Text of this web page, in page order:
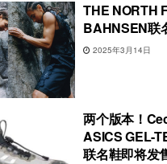
THE NORTH
BAHNSEN联
2025年3月14日
两个版本！
ASICS GEL-
联名鞋即将发